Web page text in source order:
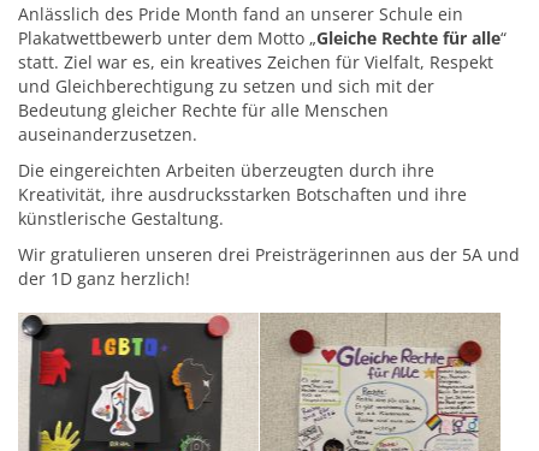
Anlässlich des Pride Month fand an unserer Schule ein
Plakatwettbewerb unter dem Motto „Gleiche Rechte für alle“
statt. Ziel war es, ein kreatives Zeichen für Vielfalt, Respekt
und Gleichberechtigung zu setzen und sich mit der
Bedeutung gleicher Rechte für alle Menschen
auseinanderzusetzen.
Die eingereichten Arbeiten überzeugten durch ihre
Kreativität, ihre ausdrucksstarken Botschaften und ihre
künstlerische Gestaltung.
Wir gratulieren unseren drei Preisträgerinnen aus der 5A und
der 1D ganz herzlich!